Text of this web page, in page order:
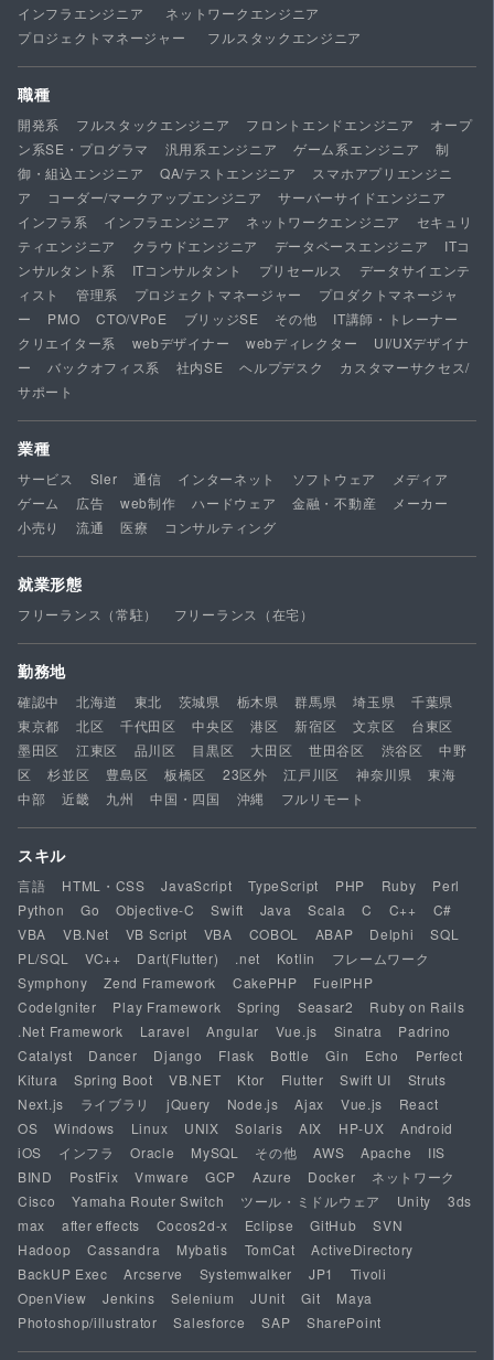
インフラエンジニア
ネットワークエンジニア
プロジェクトマネージャー
フルスタックエンジニア
職種
開発系 フルスタックエンジニア フロントエンドエンジニア
オープ
ン系SE・プログラマ
汎用系エンジニア ゲーム系エンジニア
制
御・組込エンジニア
QA/テストエンジニア
スマホアプリエンジニ
ア
コーダー/マークアップエンジニア
サーバーサイドエンジニア
インフラ系
インフラエンジニア ネットワークエンジニア
セキュリ
ティエンジニア
クラウドエンジニア データベースエンジニア
ITコ
ンサルタント系
ITコンサルタント プリセールス
データサイエンテ
ィスト
管理系 プロジェクトマネージャー
プロダクトマネージャ
ー
PMO CTO/VPoE ブリッジSE その他
IT講師・トレーナー
クリエイター系
webデザイナー webディレクター
UI/UXデザイナ
ー
バックオフィス系 社内SE ヘルプデスク
カスタマーサクセス/
サポート
業種
サービス SIer 通信 インターネット ソフトウェア
メディア
ゲーム
広告 web制作 ハードウェア 金融・不動産
メーカー
小売り
流通 医療 コンサルティング
就業形態
フリーランス（常駐） フリーランス（在宅）
勤務地
確認中 北海道 東北 茨城県 栃木県 群馬県 埼玉県
千葉県
東京都
北区 千代田区 中央区 港区 新宿区 文京区
台東区
墨田区
江東区 品川区 目黒区 大田区 世田谷区 渋谷区
中野
区
杉並区 豊島区 板橋区 23区外 江戸川区 神奈川県
東海
中部
近畿 九州 中国・四国 沖縄 フルリモート
スキル
言語 HTML・CSS JavaScript TypeScript PHP Ruby
Perl
Python
Go Objective-C Swift Java Scala C C++
C#
VBA
VB.Net VB Script VBA COBOL ABAP Delphi
SQL
PL/SQL
VC++ Dart(Flutter) .net Kotlin
フレームワーク
Symphony
Zend Framework CakePHP
FuelPHP
CodeIgniter
Play Framework Spring Seasar2
Ruby on Rails
.Net Framework
Laravel Angular Vue.js Sinatra
Padrino
Catalyst
Dancer Django Flask Bottle Gin Echo
Perfect
Kitura
Spring Boot VB.NET Ktor Flutter Swift UI
Struts
Next.js
ライブラリ jQuery Node.js Ajax Vue.js
React
OS
Windows Linux UNIX Solaris AIX HP-UX
Android
iOS
インフラ Oracle MySQL その他 AWS Apache
IIS
BIND
PostFix Vmware GCP Azure Docker
ネットワーク
Cisco
Yamaha Router Switch ツール・ミドルウェア Unity
3ds
max
after effects Cocos2d-x Eclipse GitHub
SVN
Hadoop
Cassandra Mybatis TomCat
ActiveDirectory
BackUP Exec
Arcserve Systemwalker JP1
Tivoli
OpenView
Jenkins Selenium JUnit Git
Maya
Photoshop/illustrator
Salesforce SAP SharePoint